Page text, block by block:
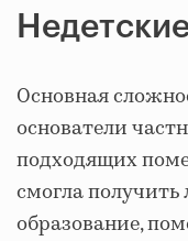
Основная
основатели
подходящих
смогла
образование,